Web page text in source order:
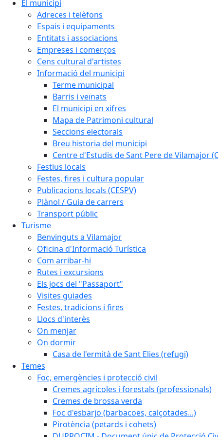
El municipi
Adreces i telèfons
Espais i equipaments
Entitats i associacions
Empreses i comerços
Cens cultural d'artistes
Informació del municipi
Terme municipal
Barris i veïnats
El municipi en xifres
Mapa de Patrimoni cultural
Seccions electorals
Breu historia del municipi
Centre d'Estudis de Sant Pere de Vilamajor
Festius locals
Festes, fires i cultura popular
Publicacions locals (CESPV)
Plànol / Guia de carrers
Transport públic
Turisme
Benvinguts a Vilamajor
Oficina d'Informació Turística
Com arribar-hi
Rutes i excursions
Els jocs del "Passaport"
Visites guiades
Festes, tradicions i fires
Llocs d'interès
On menjar
On dormir
Casa de l'ermità de Sant Elies (refugi)
Temes
Foc, emergències i protecció civil
Cremes agrícoles i forestals (professionals)
Cremes de brossa verda
Foc d'esbarjo (barbacoes, calçotades...)
Pirotència (petards i cohets)